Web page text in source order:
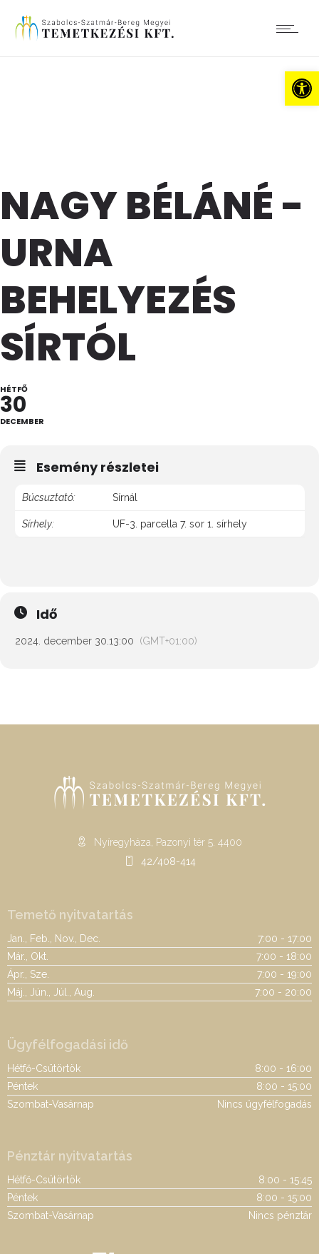
NAGY BÉLÁNÉ -
URNA
BEHELYEZÉS
SÍRTÓL
HÉTFŐ
30
DECEMBER
Esemény részletei
Búcsuztató: Sírnál
Sírhely: UF-3. parcella 7. sor 1. sírhely
Idő
2024. december 30. 13:00 (GMT+01:00)
Nyíregyháza, Pazonyi tér 5. 4400
42/408-414
Temető nyitvatartás
Jan., Feb., Nov., Dec.
7:00 - 17:00
Már., Okt.
7:00 - 18:00
Ápr., Sze.
7:00 - 19:00
Máj., Jún., Júl., Aug.
7:00 - 20:00
Ügyfélfogadási idő
Hétfő-Csütörtök
8:00 - 16:00
Péntek
8:00 - 15:00
Szombat-Vasárnap
Nincs ügyfélfogadás
Pénztár nyitvatartás
Hétfő-Csütörtök
8:00 - 15:45
Péntek
8:00 - 15:00
Szombat-Vasárnap
Nincs pénztár